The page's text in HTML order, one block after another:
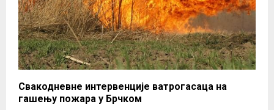
Свакодневне интервенције ватрогасаца на
гашењу пожара у Брчком